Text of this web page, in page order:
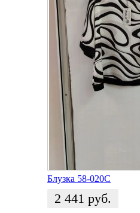
Блузка 58-020С
2 441 руб.